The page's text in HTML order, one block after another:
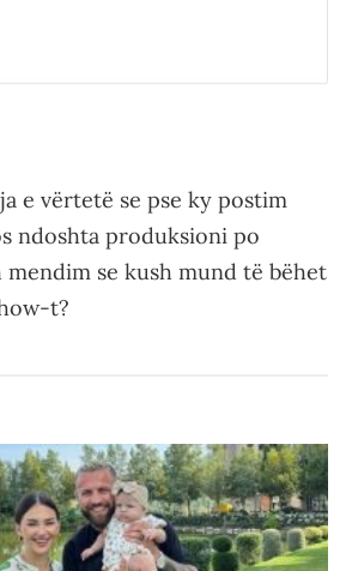
e vërtetë se pse ky postim
ndoshta produksioni po
se kush mund të bëhet
t?